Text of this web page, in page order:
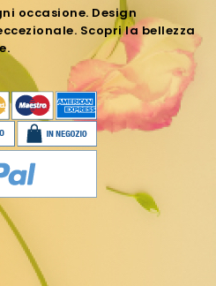
occasione. Design
Scopri la bellezza